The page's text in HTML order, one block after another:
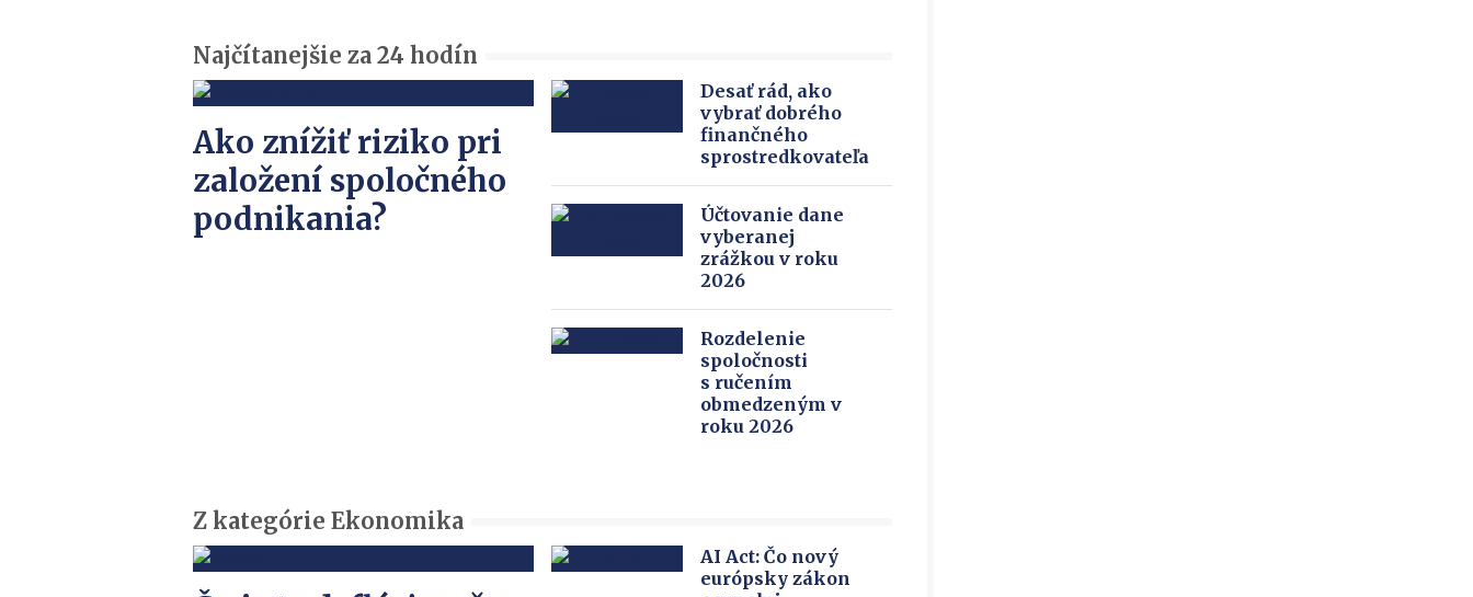
Najčítanejšie za 24 hodín
Ako znížiť riziko pri
založení spoločného
podnikania?
Desať rád, ako
vybrať dobrého
finančného
sprostredkovateľa
Účtovanie dane
vyberanej
zrážkou v roku
2026
Rozdelenie
spoločnosti
s ručením
obmedzeným v
roku 2026
Z kategórie Ekonomika
AI Act: Čo nový
európsky zákon